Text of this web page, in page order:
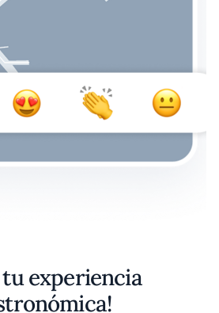
tu experiencia